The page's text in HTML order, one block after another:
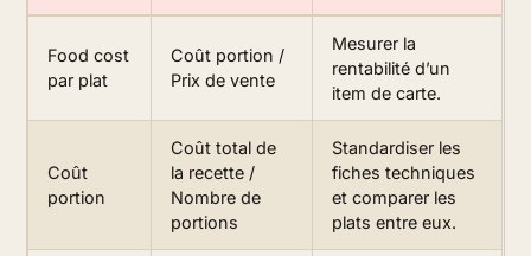
Food cost
par plat
Coût portion /
Prix de vente
Mesurer la
rentabilité d’un
item de carte.
Coût
portion
Coût total de
la recette /
Nombre de
portions
Standardiser les
fiches techniques
et comparer les
plats entre eux.